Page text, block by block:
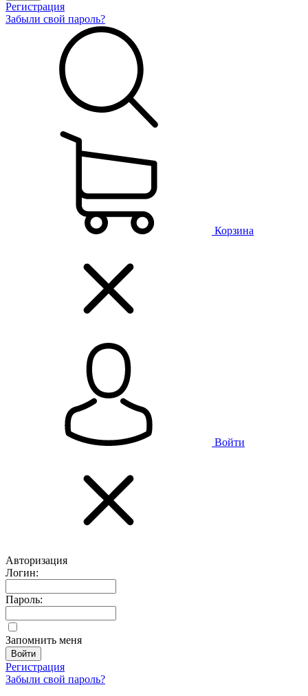
Регистрация
Забыли свой пароль?
Корзина
Войти
Авторизация
Логин:
Пароль:
Запомнить меня
Регистрация
Забыли свой пароль?